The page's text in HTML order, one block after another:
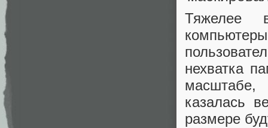
Тяжелее
нехватка
масштабе,
казалась
размере